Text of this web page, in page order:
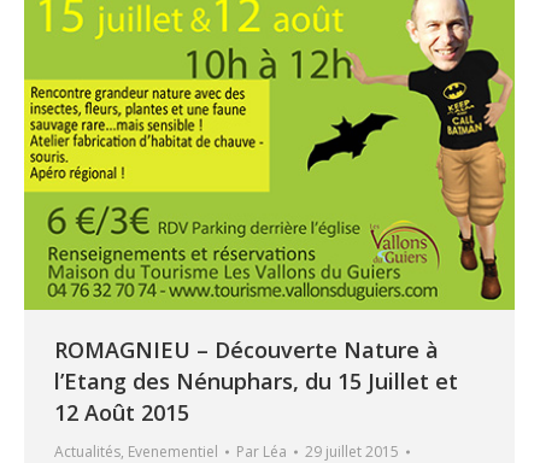
ROMAGNIEU – Découverte Nature à
l’Etang des Nénuphars, du 15 Juillet et
12 Août 2015
Actualités, Evenementiel Par Léa
29 juillet 2015